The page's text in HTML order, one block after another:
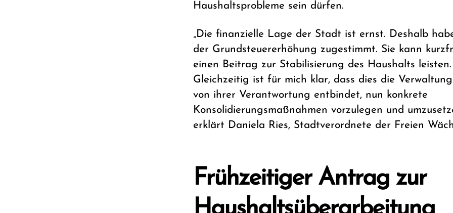
Haushaltsprobleme sein dürfen.
„Die finanzielle Lage der Stadt ist ernst. Deshalb
der Grundsteuererhöhung zugestimmt. Sie kann
einen Beitrag zur Stabilisierung des Haushalts leisten.
Gleichzeitig ist für mich klar, dass dies die
von ihrer Verantwortung entbindet, nun konkrete
Konsolidierungsmaßnahmen vorzulegen und
erklärt Daniela Ries, Stadtverordnete der Freien
Frühzeitiger Antrag zur